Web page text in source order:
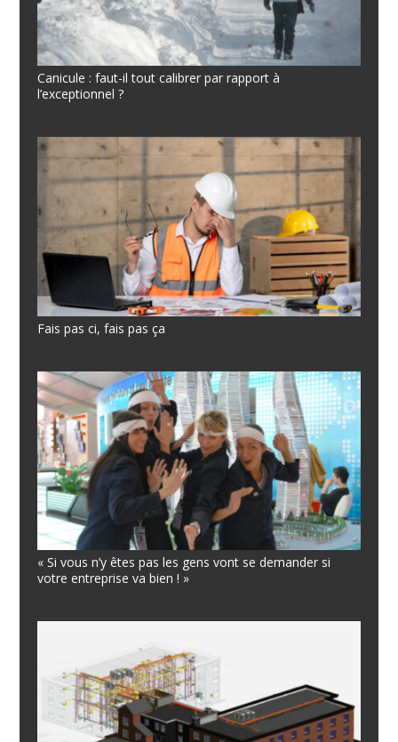
Canicule : faut-il tout calibrer par rapport à
l’exceptionnel ?
Fais pas ci, fais pas ça
« Si vous n’y êtes pas les gens vont se demander si
votre entreprise va bien ! »